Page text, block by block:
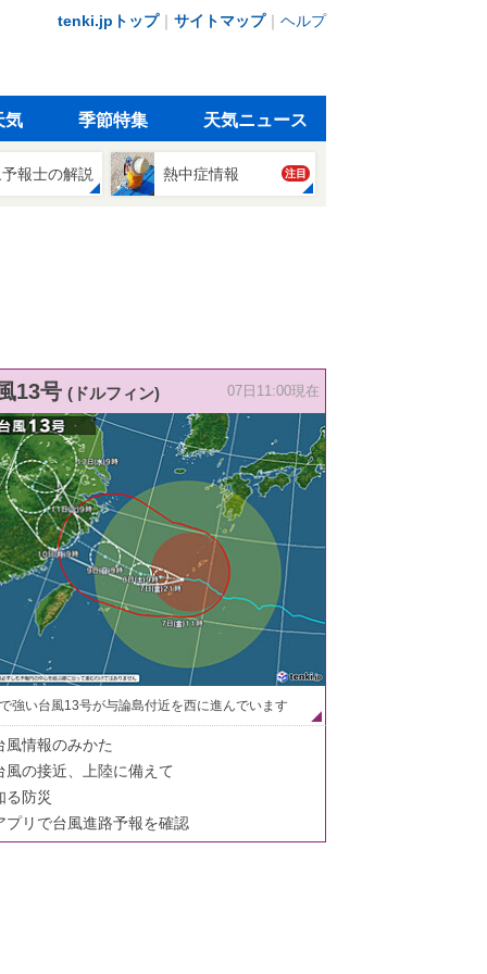
tenki.jpトップ｜ サイトマップ｜ ヘルプ
気 季節特集 天気ニュース
報士の解説 熱中症情報 注目
13号 (ドルフィン) 07日11:00現在
強い台風13号が与論島付近を西に進んでいます
風情報のみかた
風の接近、上陸に備えて
る防災
プリで台風進路予報を確認